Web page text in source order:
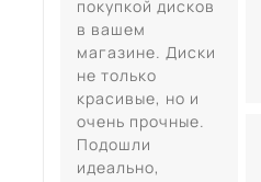
покупкой дисков
в вашем
магазине. Диски
не только
красивые, но и
очень прочные.
Подошли
идеально,